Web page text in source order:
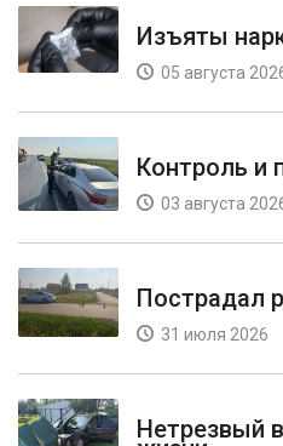
Изъяты
05 августа
Контроль и
03 августа
Пострадал
31 июля 2026
Нетрезвый